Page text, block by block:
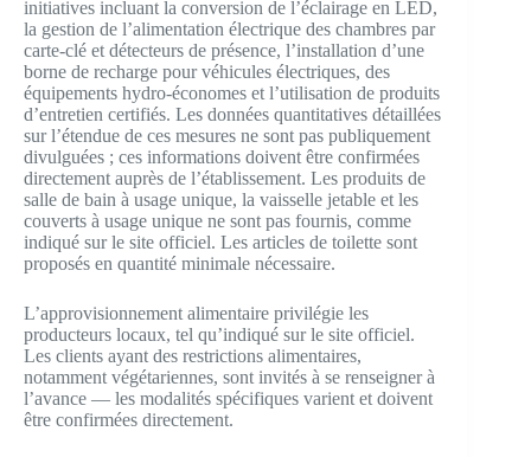
initiatives incluant la conversion de l’éclairage en LED,
la gestion de l’alimentation électrique des chambres par
carte-clé et détecteurs de présence, l’installation d’une
borne de recharge pour véhicules électriques, des
équipements hydro-économes et l’utilisation de produits
d’entretien certifiés. Les données quantitatives détaillées
sur l’étendue de ces mesures ne sont pas publiquement
divulguées ; ces informations doivent être confirmées
directement auprès de l’établissement. Les produits de
salle de bain à usage unique, la vaisselle jetable et les
couverts à usage unique ne sont pas fournis, comme
indiqué sur le site officiel. Les articles de toilette sont
proposés en quantité minimale nécessaire.
L’approvisionnement alimentaire privilégie les
producteurs locaux, tel qu’indiqué sur le site officiel.
Les clients ayant des restrictions alimentaires,
notamment végétariennes, sont invités à se renseigner à
l’avance — les modalités spécifiques varient et doivent
être confirmées directement.